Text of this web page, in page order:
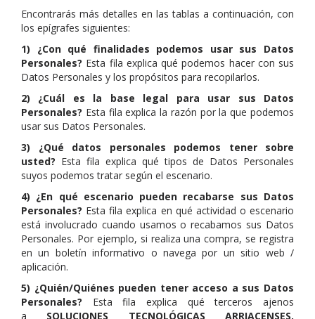
Encontrarás más detalles en las tablas a continuación, con
los epígrafes siguientes:
1) ¿Con qué finalidades podemos usar sus Datos
Personales? Esta fila explica qué podemos hacer con sus
Datos Personales y los propósitos para recopilarlos.
2) ¿Cuál es la base legal para usar sus Datos
Personales? Esta fila explica la razón por la que podemos
usar sus Datos Personales.
3) ¿Qué datos personales podemos tener sobre
usted? Esta fila explica qué tipos de Datos Personales
suyos podemos tratar según el escenario.
4) ¿En qué escenario pueden recabarse sus Datos
Personales? Esta fila explica en qué actividad o escenario
está involucrado cuando usamos o recabamos sus Datos
Personales. Por ejemplo, si realiza una compra, se registra
en un boletín informativo o navega por un sitio web /
aplicación.
5) ¿Quién/Quiénes pueden tener acceso a sus Datos
Personales? Esta fila explica qué terceros ajenos
a SOLUCIONES TECNOLÓGICAS ARRIACENSES,